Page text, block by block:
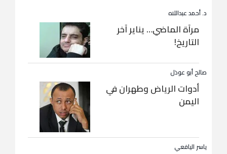
د. أحمد عبداللاه
مرآة الماضي… يناير آخر
التاريخ!
صالح أبو عوذل
أدوات الرياض وطهران في
اليمن
ياسر اليافعي